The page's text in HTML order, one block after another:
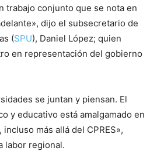
trabajo conjunto que se nota en
dijo el subsecretario de
(SPU), Daniel López; quien
en representación del gobierno
se juntan y piensan. El
y educativo está amalgamado en
más allá del CPRES»,
labor regional.